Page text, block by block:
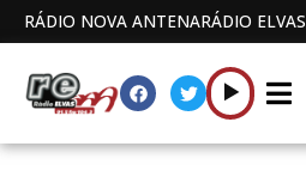
RÁDIO NOVA ANTENARÁDIO ELVAS